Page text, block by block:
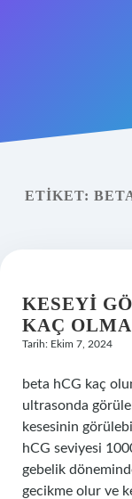
Yasal Uyarı
ETIKET:
KESEYI
KAÇ
Tarih: Ekim 7, 2024
beta hCG kaç
ultrasonda
kesesinin
hCG seviyesi
gebelik
gecikme olur ve